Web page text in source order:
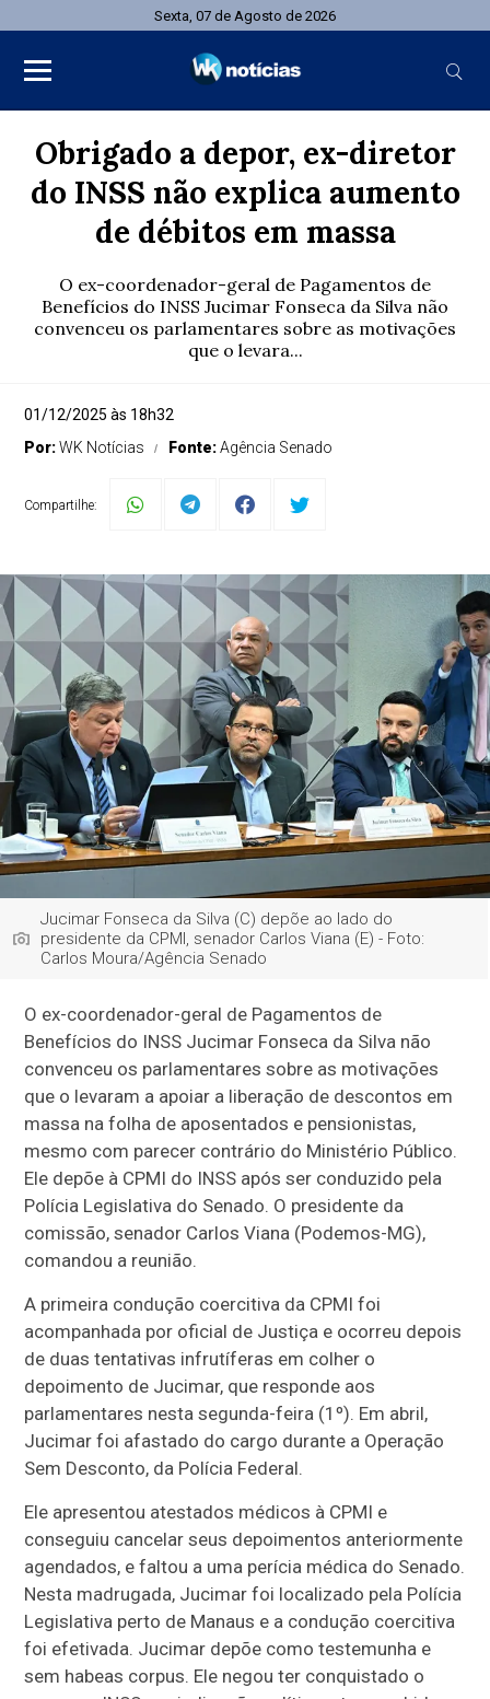
Sexta, 07 de Agosto de 2026
Obrigado a depor, ex-diretor
do INSS não explica aumento
de débitos em massa
O ex-coordenador-geral de Pagamentos de
Benefícios do INSS Jucimar Fonseca da Silva não
convenceu os parlamentares sobre as motivações
que o levara...
01/12/2025 às 18h32
Por:WK Notícias Fonte:Agência Senado
Compartilhe:
Jucimar Fonseca da Silva (C) depõe ao lado do
presidente da CPMI, senador Carlos Viana (E) - Foto:
Carlos Moura/Agência Senado
O ex-coordenador-geral de Pagamentos de
Benefícios do INSS Jucimar Fonseca da Silva não
convenceu os parlamentares sobre as motivações
que o levaram a apoiar a liberação de descontos em
massa na folha de aposentados e pensionistas,
mesmo com parecer contrário do Ministério Público.
Ele depõe à CPMI do INSS após ser conduzido pela
Polícia Legislativa do Senado. O presidente da
comissão, senador Carlos Viana (Podemos-MG),
comandou a reunião.
A primeira condução coercitiva da CPMI foi
acompanhada por oficial de Justiça e ocorreu depois
de duas tentativas infrutíferas em colher o
depoimento de Jucimar, que responde aos
parlamentares nesta segunda-feira (1º). Em abril,
Jucimar foi afastado do cargo durante a Operação
Sem Desconto, da Polícia Federal.
Ele apresentou atestados médicos à CPMI e
conseguiu cancelar seus depoimentos anteriormente
agendados, e faltou a uma perícia médica do Senado.
Nesta madrugada, Jucimar foi localizado pela Polícia
Legislativa perto de Manaus e a condução coercitiva
foi efetivada. Jucimar depõe como testemunha e
sem habeas corpus. Ele negou ter conquistado o